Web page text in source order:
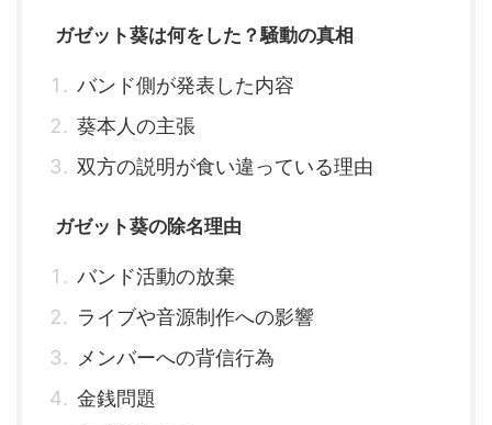
ガゼット葵は何をした？騒動の真相
バンド側が発表した内容
葵本人の主張
双方の説明が食い違っている理由
ガゼット葵の除名理由
バンド活動の放棄
ライブや音源制作への影響
メンバーへの背信行為
金銭問題